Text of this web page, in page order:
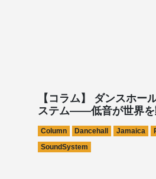
【コラム】 ダンスホー
ステム——低音が世界を
Column Dancehall Jamaica
SoundSystem